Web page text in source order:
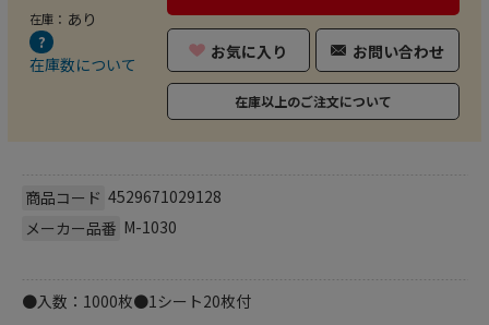
在庫： あり
在庫数について
お気に入り お問い合わせ
在庫以上のご注文について
商品コード 4529671029128
メーカー品番 M-1030
●入数：1000枚●1シート20枚付